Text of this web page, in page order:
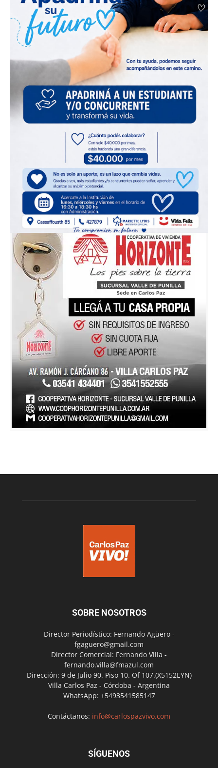
SOBRE NOSOTROS
Director Periodístico: Fernando Agüero -
fgaguero@gmail.com
Director Comercial: Fernando Villa -
fernando.villa@fmazul.com
Dirección: 9 de Julio 90. Piso 10. Of 107.(X5152EYN)
Villa Carlos Paz - Córdoba - Argentina
WhatsApp: +5493541585147
Contáctanos: info@carlospazvivo.com
SÍGUENOS